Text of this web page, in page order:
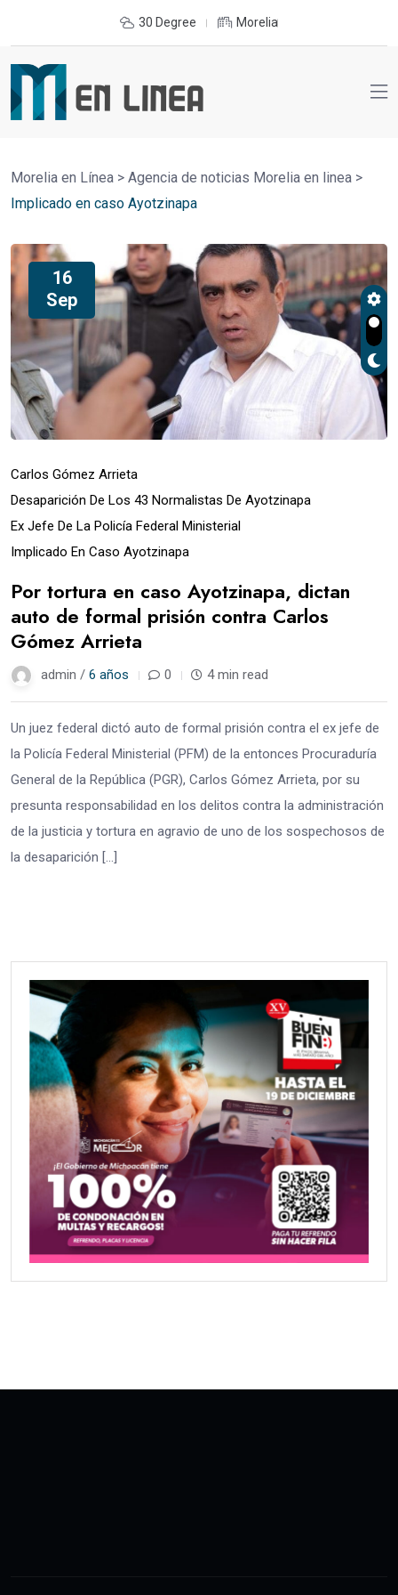
30 Degree Morelia
Morelia en Línea > Agencia de noticias Morelia en linea >
Implicado en caso Ayotzinapa
16
Sep
Carlos Gómez Arrieta
Desaparición De Los 43 Normalistas De Ayotzinapa
Ex Jefe De La Policía Federal Ministerial
Implicado En Caso Ayotzinapa
Por tortura en caso Ayotzinapa, dictan
auto de formal prisión contra Carlos
Gómez Arrieta
admin / 6 años 0 4 min read
Un juez federal dictó auto de formal prisión contra el ex jefe de
la Policía Federal Ministerial (PFM) de la entonces Procuraduría
General de la República (PGR), Carlos Gómez Arrieta, por su
presunta responsabilidad en los delitos contra la administración
de la justicia y tortura en agravio de uno de los sospechosos de
la desaparición […]